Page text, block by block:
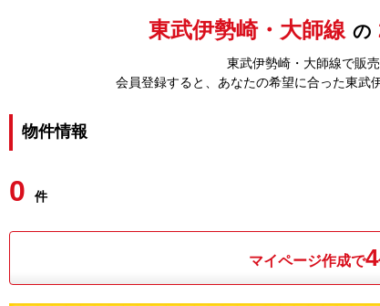
東武伊勢崎・大師線 の
東武伊勢崎・大師線で販
会員登録すると、あなたの希望に合った東武
物件情報
0 件
マイページ作成で4